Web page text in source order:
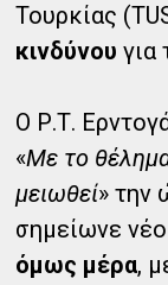
Τουρκίας
κινδύνου για
Ο Ρ.Τ.
«Με το
μειωθεί» την
σημείωνε
όμως μέρα,